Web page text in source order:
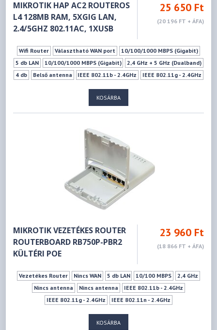
MIKROTIK HAP AC2 ROUTEROS
L4 128MB RAM, 5XGIG LAN,
2.4/5GHZ 802.11AC, 1XUSB
25 650 Ft
(20 196 FT + ÁFA)
Wifi Router Választható WAN port
10/100/1000 MBPS (Gigabit)
5 db LAN
10/100/1000 MBPS (Gigabit)
2,4 GHz + 5 GHz (Dualband)
4 db
Belső antenna IEEE 802.11b - 2.4GHz
IEEE 802.11g - 2.4GHz
IEEE 802.11n - 5GHz
1xUSB 2.0 (Type A)
3G/4G USB-s modem támogatás
VPN szerver
KOSÁRBA
MIKROTIK VEZETÉKES ROUTER
ROUTERBOARD RB750P-PBR2
KÜLTÉRI POE
23 960 Ft
(18 866 FT + ÁFA)
Vezetékes Router Nincs WAN 5 db LAN 10/100 MBPS
2,4 GHz
Nincs antenna
Nincs antenna
IEEE 802.11b - 2.4GHz
IEEE 802.11g - 2.4GHz
IEEE 802.11n - 2.4GHz
KOSÁRBA